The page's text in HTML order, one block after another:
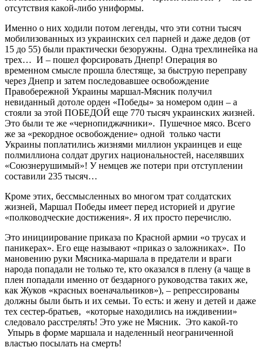
отсутствия какой-либо униформы.
Именно о них ходили потом легенды, что эти сотни тысяч
мобилизованных из украинских сел парней и даже дедов (от
15 до 55) были практически безоружны. Одна трехлинейка на
трех… И – пошел форсировать Днепр! Операция во
временном смысле прошла блестяще, за быструю переправу
через Днепр и затем последовавшее освобождение
Правобережной Украины маршал-Мясник получил
невиданный дотоле орден «Победы» за номером один – а
стояли за этой ПОБЕДОЙ еще 770 тысяч украинских жизней.
Это были те же «чернопиджачники». Пушечное мясо. Всего
же за «рекордное освобождение» одной только части
Украины поплатились жизнями миллион украинцев и еще
полмиллиона солдат других национальностей, населявших
«Союзнерушимый»! У немцев же потери при отступлении
составили 235 тысяч…
Кроме этих, бессмысленных во многом трат солдатских
жизней, Маршал Победы имеет перед историей и другие
«полководческие достижения». Я их просто перечислю.
Это инициирование приказа по Красной армии «о трусах и
паникерах». Его еще называют «приказ о заложниках». По
мановению руки Мясника-маршала в предатели и враги
народа попадали не только те, кто оказался в плену (а чаще в
плен попадали именно от бездарного руководства таких же,
как Жуков «красных военачальников»), – репрессированы
должны были быть и их семьи. То есть: и жену и детей и даже
тех сестер-братьев, «которые находились на иждивении»
следовало расстрелять! Это уже не Мясник. Это какой-то
Упырь в форме маршала и наделенный неограниченной
властью посылать на смерть!